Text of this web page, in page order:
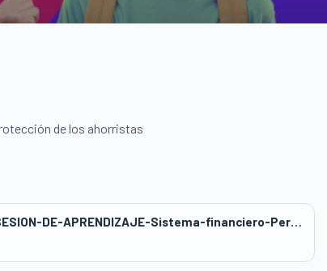
de los ahorristas
wwwasbanc_418publicwp-contentuploads202410SESION-DE-APRENDIZAJE-Sistema-financiero-Peruano.docx